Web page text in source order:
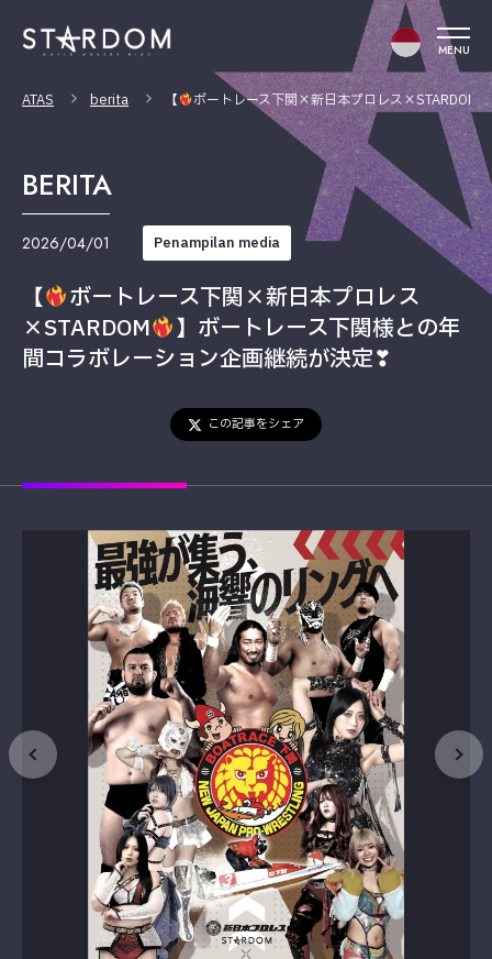
MENU
ATAS berita 【 ボートレース下関×新日本プロレス×STARDOM
BERITA
2026/04/01 Penampilan media
【
ボートレース下関×新日本プロレス
×STARDOM
】ボートレース下関様との年
間コラボレーション企画継続が決定❣
この記事をシェア